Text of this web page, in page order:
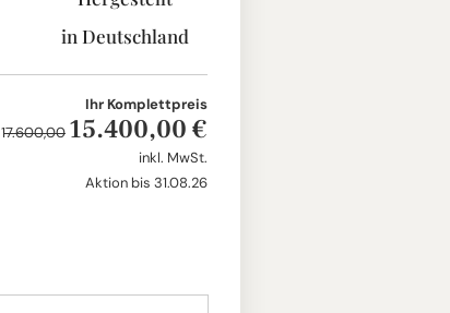
in Deutschland
Ihr Komplettpreis
17.600,00 15.400,00 €
inkl. MwSt.
Aktion bis 31.08.26